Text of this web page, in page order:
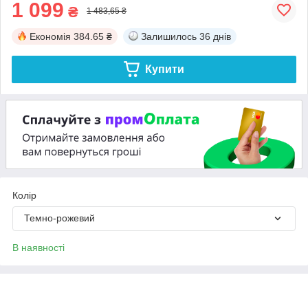
1 099 ₴ 1 483,65 ₴
Економія 384.65 ₴ Залишилось 36 днів
Купити
Колір
Темно-рожевий
В наявності